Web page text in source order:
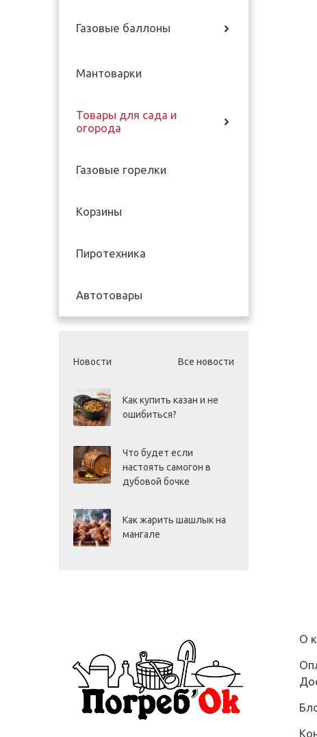
Газовые баллоны
Мантоварки
Товары для сада и
огорода
Газовые горелки
Корзины
Пиротехника
Автотовары
Новости Все новости
Как купить казан и не
ошибиться?
Что будет если
настоять самогон в
дубовой бочке
Как жарить шашлык на
мангале
О